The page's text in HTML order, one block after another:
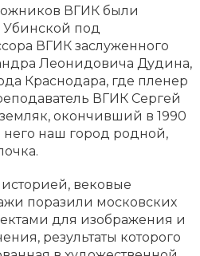
ВГИК были
Убинской под
ВГИК заслуженного
Леонидовича Дудина,
Краснодара, где пленер
ВГИК Сергей
окончивший в 1990
него наш город родной,
вековые
поразили московских
для изображения и
результаты которого